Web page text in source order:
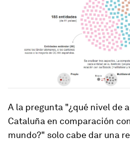
A la pregunta "¿qué nivel de
Cataluña en comparación
mundo?" solo cabe dar una